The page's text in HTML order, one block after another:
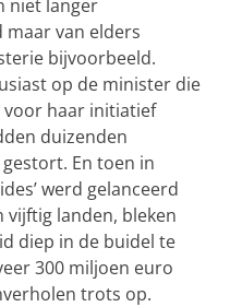
niet langer
van elders
bijvoorbeeld.
op de minister die
haar initiatief
duizenden
En toen in
werd gelanceerd
landen, bleken
diep in de buidel te
300 miljoen euro
trots op.